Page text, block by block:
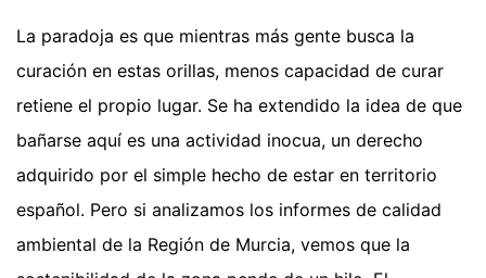
La paradoja es que mientras más gente busca la
curación en estas orillas, menos capacidad de curar
retiene el propio lugar. Se ha extendido la idea de que
bañarse aquí es una actividad inocua, un derecho
adquirido por el simple hecho de estar en territorio
español. Pero si analizamos los informes de calidad
ambiental de la Región de Murcia, vemos que la